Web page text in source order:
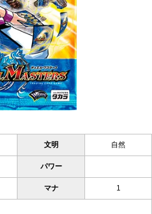
文明 自然
パワー
マナ 1